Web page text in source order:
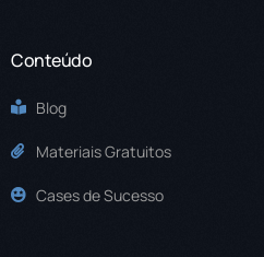
Conteúdo
Blog
Materiais Gratuitos
Cases de Sucesso